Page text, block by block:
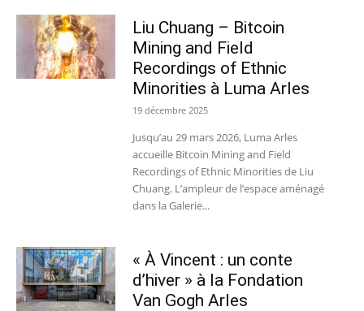
Liu Chuang – Bitcoin
Mining and Field
Recordings of Ethnic
Minorities à Luma Arles
19 décembre 2025
Jusqu’au 29 mars 2026, Luma Arles
accueille Bitcoin Mining and Field
Recordings of Ethnic Minorities de Liu
Chuang. L’ampleur de l’espace aménagé
dans la Galerie...
« À Vincent : un conte
d’hiver » à la Fondation
Van Gogh Arles